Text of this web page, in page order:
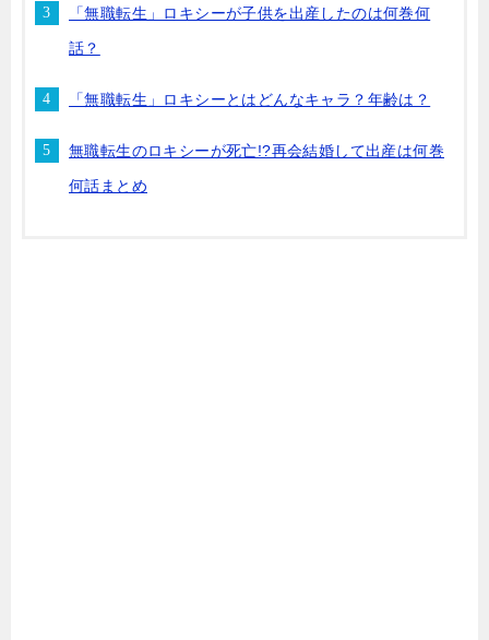
「無職転生」ロキシーが子供を出産したのは何巻何
話？
「無職転生」ロキシーとはどんなキャラ？年齢は？
無職転生のロキシーが死亡!?再会結婚して出産は何巻
何話まとめ